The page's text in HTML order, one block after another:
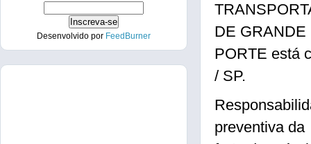
DE GRANDE
PORTE está
/ SP.
preventiva da
Desenvolvido por FeedBurner